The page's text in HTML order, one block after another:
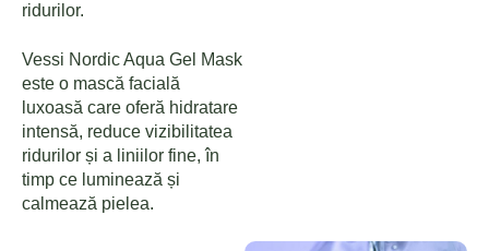
ridurilor.
Vessi Nordic Aqua Gel Mask
este o mască facială
luxoasă care oferă hidratare
intensă, reduce vizibilitatea
ridurilor și a liniilor fine, în
timp ce luminează și
calmează pielea.